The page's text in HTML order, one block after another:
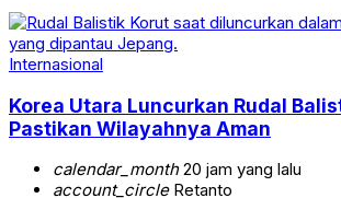
Internasional
Korea Utara Luncurkan Rudal
Pastikan Wilayahnya Aman
calendar_month20 jam yang lalu
account_circleRetanto